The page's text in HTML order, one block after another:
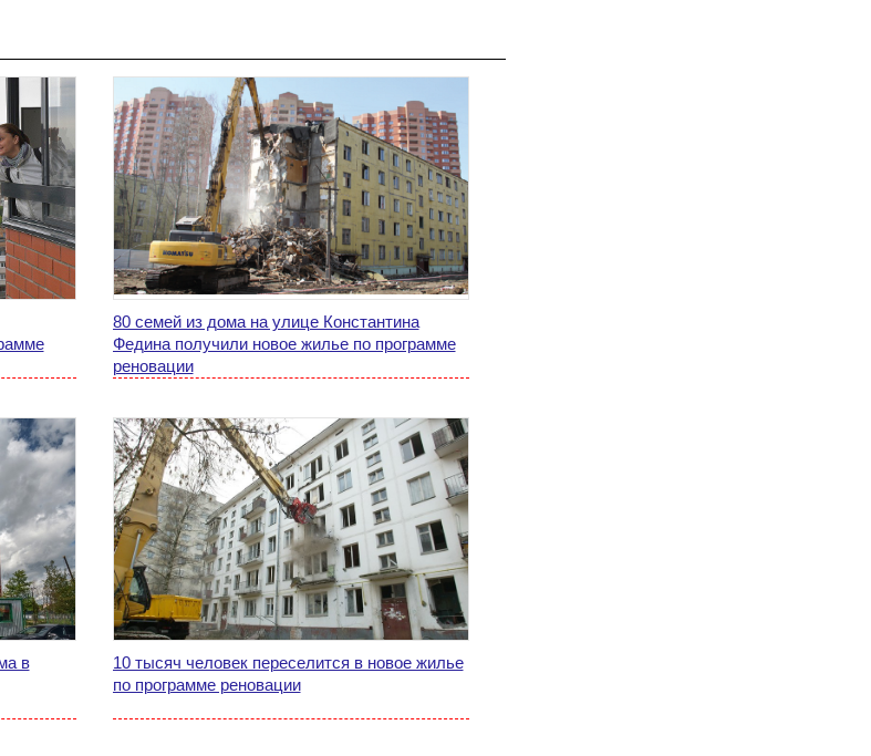
80 семей из дома на улице Константина
Федина получили новое жилье по программе
реновации
в
10 тысяч человек переселится в новое жилье
по программе реновации